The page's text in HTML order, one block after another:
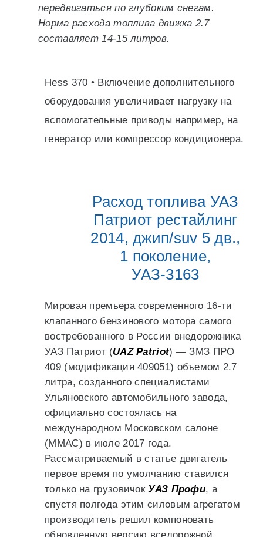
передвигаться по глубоким снегам.
Норма расхода топлива движка 2.7
составляет 14-15 литров.
Hess 370 • Включение дополнительного
оборудования увеличивает нагрузку на
вспомогательные приводы например, на
генератор или компрессор кондиционера.
Расход топлива УАЗ
Патриот рестайлинг
2014, джип/suv 5 дв.,
1 поколение,
УАЗ-3163
Мировая премьера современного 16-ти
клапанного бензинового мотора самого
востребованного в России внедорожника
УАЗ Патриот (UAZ Patriot) — ЗМЗ ПРО
409 (модификация 409051) объемом 2.7
литра, созданного специалистами
Ульяновского автомобильного завода,
официально состоялась на
международном Московском салоне
(ММАС) в июле 2017 года.
Рассматриваемый в статье двигатель
первое время по умолчанию ставился
только на грузовичокУАЗ Профи, а
спустя полгода этим силовым агрегатом
производитель решил компоновать